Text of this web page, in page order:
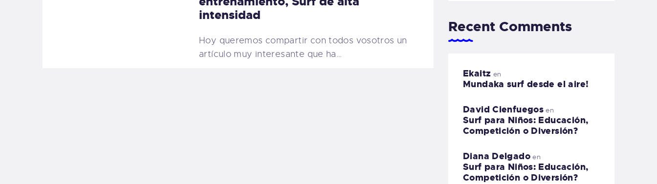
intensidad
Hoy queremos compartir con todos vosotros un
artículo muy interesante que ha…
Recent Comments
Ekaitz en
Mundaka surf desde el aire!
David Cienfuegos en
Surf para Niños: Educación,
Competición o Diversión?
Diana Delgadoen
Surf para Niños: Educación,
Competición o Diversión?